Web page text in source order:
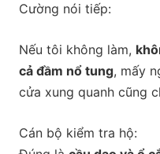
Cường nói tiếp:
Nếu tôi không làm,
cả đầm nổ tung, mấy
cửa xung quanh cũng
Cán bộ kiểm tra hộ: